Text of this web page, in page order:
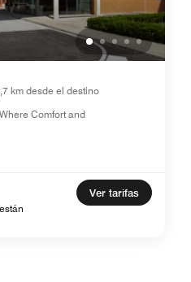
km desde el destino
Comfort and
Ver tarifas